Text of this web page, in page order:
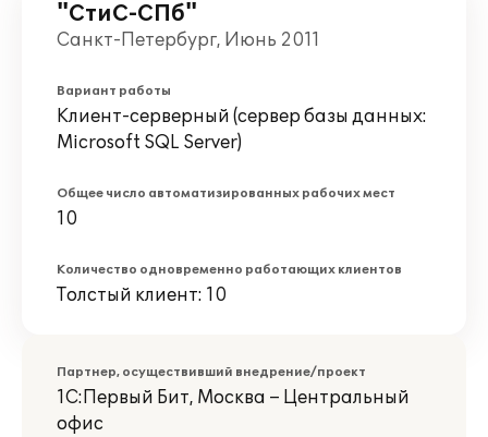
"СтиС-СПб"
Санкт-Петербург, Июнь 2011
Вариант работы
Клиент-серверный (сервер базы данных:
Microsoft SQL Server)
Общее число автоматизированных рабочих мест
10
Количество одновременно работающих клиентов
Толстый клиент: 10
Партнер, осуществивший внедрение/проект
1С:Первый Бит, Москва – Центральный
офис